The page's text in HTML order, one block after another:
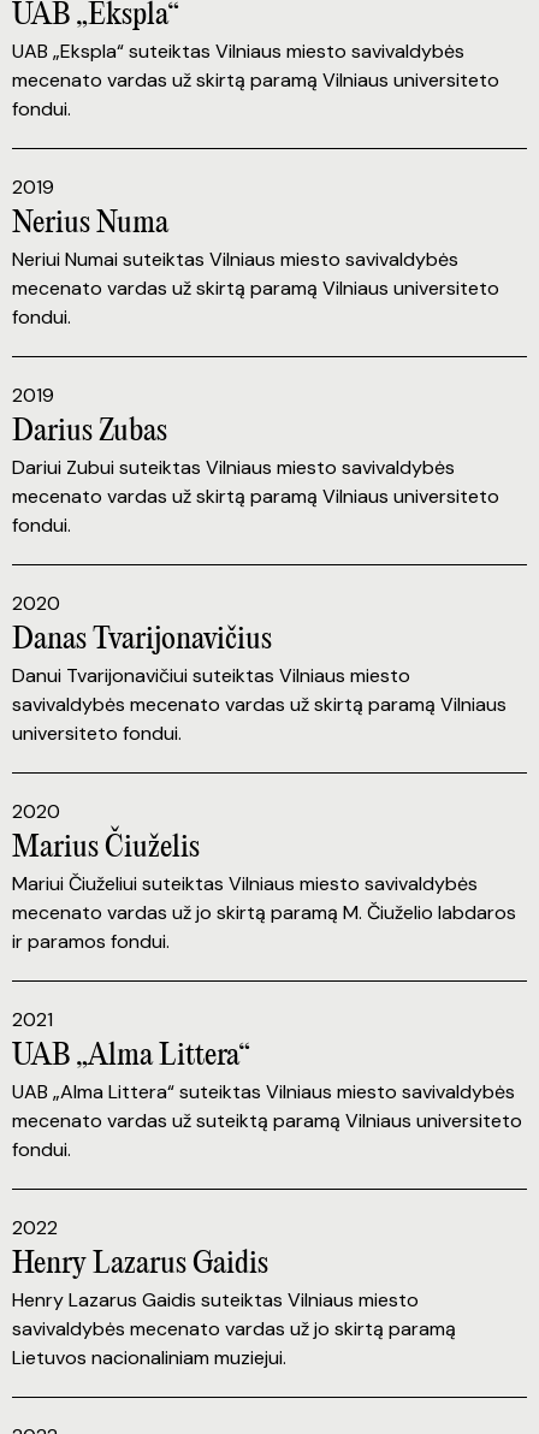
UAB „Ekspla“
UAB „Ekspla“ suteiktas Vilniaus miesto savivaldybės
mecenato vardas už skirtą paramą Vilniaus universiteto
fondui.
Nerius Numa
Neriui Numai suteiktas Vilniaus miesto savivaldybės
mecenato vardas už skirtą paramą Vilniaus universiteto
fondui.
2019
Darius Zubas
Dariui Zubui suteiktas Vilniaus miesto savivaldybės
mecenato vardas už skirtą paramą Vilniaus universiteto
fondui.
2019
Danas Tvarijonavičius
Danui Tvarijonavičiui suteiktas Vilniaus miesto
savivaldybės mecenato vardas už skirtą paramą Vilniaus
universiteto fondui.
2020
Marius Čiuželis
Mariui Čiuželiui suteiktas Vilniaus miesto savivaldybės
mecenato vardas už jo skirtą paramą M. Čiuželio labdaros
ir paramos fondui.
2020
UAB „Alma Littera“
UAB „Alma Littera“ suteiktas Vilniaus miesto savivaldybės
mecenato vardas už suteiktą paramą Vilniaus universiteto
fondui.
2021
Henry Lazarus Gaidis
Henry Lazarus Gaidis suteiktas Vilniaus miesto
savivaldybės mecenato vardas už jo skirtą paramą
Lietuvos nacionaliniam muziejui.
2022